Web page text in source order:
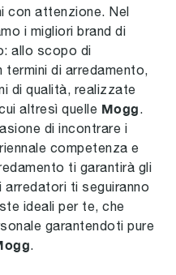
con attenzione. Nel
i migliori brand di
allo scopo di
di arredamento,
di qualità, realizzate
altresì quelle Mogg.
di incontrare i
competenza e
ti garantirà gli
ti seguiranno
ideali per te, che
garantendoti pure
.